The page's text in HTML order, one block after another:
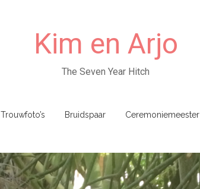
Kim en Arjo
The Seven Year Hitch
Trouwfoto’s Bruidspaar Ceremoniemeester